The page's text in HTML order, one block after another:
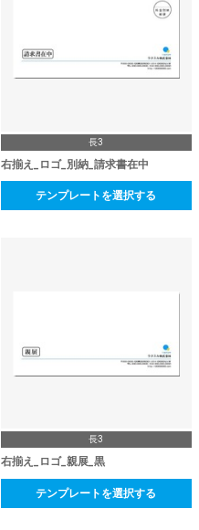
長3
右揃え_ロゴ_別納_請求書在中
テンプレートを選択する
長3
右揃え_ロゴ_親展_黒
テンプレートを選択する